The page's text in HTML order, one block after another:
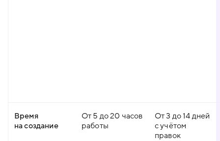
Время
на создание
От 5 до 20 часов
работы
От 3 до 14 дней
с учётом
правок